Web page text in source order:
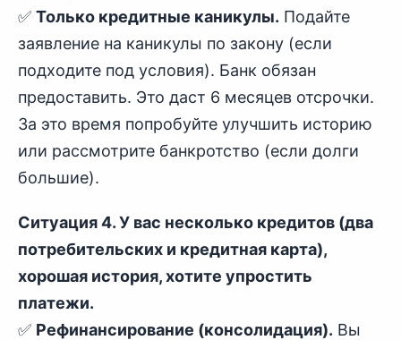
✅ Только кредитные каникулы. Подайте
заявление на каникулы по закону (если
подходите под условия). Банк обязан
предоставить. Это даст 6 месяцев отсрочки.
За это время попробуйте улучшить историю
или рассмотрите банкротство (если долги
большие).
Ситуация 4. У вас несколько кредитов (два
потребительских и кредитная карта),
хорошая история, хотите упростить
платежи.
✅ Рефинансирование (консолидация). Вы